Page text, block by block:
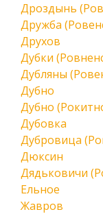
Дроздынь
Дружба
Друхов
Дубки
Дубляны
Дубно
Дубно
Дубовка
Дубровица
Дюксин
Дядьковичи
Ельное
Жавров